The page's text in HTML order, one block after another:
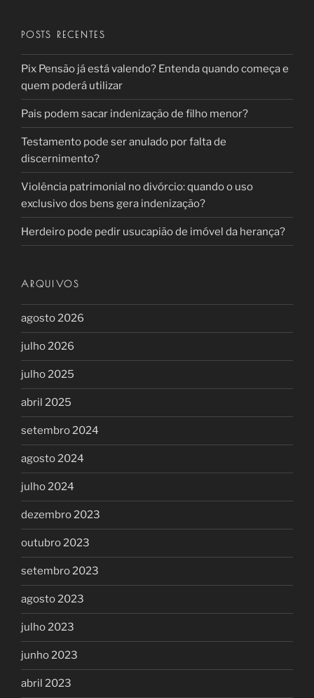
POSTS RECENTES
Pix Pensão já está valendo? Entenda quando começa e
quem poderá utilizar
Pais podem sacar indenização de filho menor?
Testamento pode ser anulado por falta de
discernimento?
Violência patrimonial no divórcio: quando o uso
exclusivo dos bens gera indenização?
Herdeiro pode pedir usucapião de imóvel da herança?
ARQUIVOS
agosto 2026
julho 2026
julho 2025
abril 2025
setembro 2024
agosto 2024
julho 2024
dezembro 2023
outubro 2023
setembro 2023
agosto 2023
julho 2023
junho 2023
abril 2023